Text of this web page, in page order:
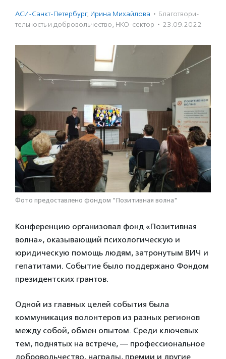
АСИ-Санкт-Петербург, Ирина Михайлова · Благотвори­
тель­ность и доброволь­чест­во, НКО-сектор · 23.09.2022
Фото предоставлено фондом "Позитивная волна"
Конференцию организовал фонд «Позитивная
волна», оказывающий психологическую и
юридическую помощь людям, затронутым ВИЧ и
гепатитами. Событие было поддержано Фондом
президентских грантов.
Одной из главных целей события была
коммуникация волонтеров из разных регионов
между собой, обмен опытом. Среди ключевых
тем, поднятых на встрече, — профессиональное
добровольчество, награды, премии и другие